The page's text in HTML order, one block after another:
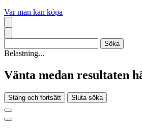
Var man kan köpa
Belastning...
Vänta medan resultaten
Stäng och fortsätt Sluta söka